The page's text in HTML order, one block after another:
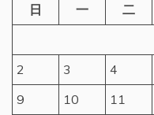
日
一 二
2
3 4
9
10 11